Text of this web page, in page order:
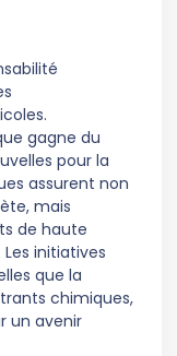
gagne du
pour la
assurent non
mais
de haute
initiatives
que la
chimiques,
un avenir